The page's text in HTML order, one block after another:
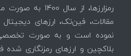
رمزارزها، از سال
مقالات، فین‌تک، ارزهای‌
نموده است و به صورت تخصصی
بلاکچین و ارزهای رمزنگاری